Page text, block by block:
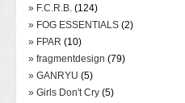
» F.C.R.B. (124)
» FOG ESSENTIALS (2)
» FPAR (10)
» fragmentdesign (79)
» GANRYU (5)
» Girls Don't Cry (5)